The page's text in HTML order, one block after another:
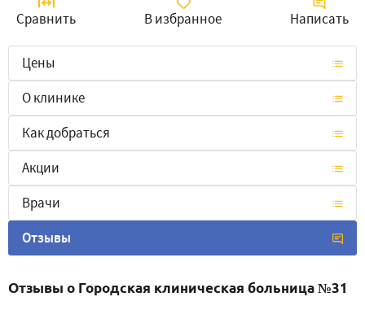
Сравнить В избранное Написать
Цены
О клинике
Как добраться
Акции
Врачи
Отзывы
Отзывы о Городская клиническая больница №31